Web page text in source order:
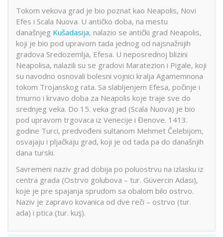
Tokom vekova grad je bio poznat kao Neapolis, Novi
Efes i Scala Nuova. U antičko doba, na mestu
današnjeg Kušadasija, nalazio se antički grad Neapolis,
koji je bio pod upravom tada jednog od najsnažnijih
gradova Sredozemlja, Efesa. U neposrednoj blizini
Neapolisa, nalazili su se gradovi Maratezion i Pigale, koji
su navodno osnovali bolesni vojnici kralja Agamemnona
tokom Trojanskog rata. Sa slabljenjem Efesa, počinje i
tmurno i krvavo doba za Neapolis koje traje sve do
srednjeg veka. Do 15. veka grad (Scala Nuova) je bio
pod upravom trgovaca iz Venecije i Đenove. 1413.
godine Turci, predvođeni sultanom Mehmet Čelebijom,
osvajaju i pljačkaju grad, koji je od tada pa do današnjih
dana turski.
Savremeni naziv grad dobija po poluostrvu na izlasku iz
centra grada (Ostrvo golubova – tur. Güvercin Adası),
koje je pre spajanja sprudom sa obalom bilo ostrvo.
Naziv je zapravo kovanica od dve reči – ostrvo (tur.
ada) i ptica (tur. kuş).